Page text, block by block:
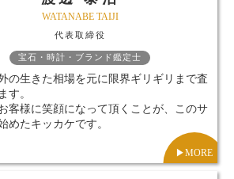
WATANABE TAIJI
代表取締役
宝石・時計・ブランド鑑定士
の生きた相場を元に限界ギリギリまで査
す。
客様に笑顔になって頂くことが、このサ
めたキッカケです。
▶︎MORE